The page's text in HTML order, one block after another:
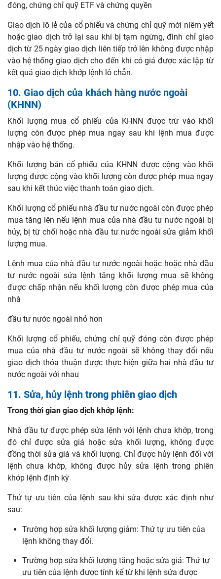
đóng, chứng chỉ quỹ ETF và chứng quyền
Giao dịch lô lẻ của cổ phiếu và chứng chỉ quỹ mới niêm yết
hoặc giao dịch trở lại sau khi bị tạm ngừng, đình chỉ giao
dịch từ 25 ngày giao dịch liên tiếp trở lên không được nhập
vào hệ thống giao dịch cho đến khi có giá được xác lập từ
kết quả giao dịch khớp lệnh lô chẵn.
10. Giao dịch của khách hàng nước ngoài
(KHNN)
Khối lượng mua cổ phiếu của KHNN được trừ vào khối
lượng còn được phép mua ngay sau khi lệnh mua được
nhập vào hệ thống.
Khối lượng bán cổ phiếu của KHNN được cộng vào khối
lượng được cộng vào khối lượng còn được phép mua ngay
sau khi kết thúc việc thanh toán giao dịch.
Khối lượng cổ phiếu nhà đầu tư nước ngoài còn được phép
mua tăng lên nếu lệnh mua của nhà đầu tư nước ngoài bị
hủy, bị từ chối hoặc nhà đầu tư nước ngoài sửa giảm khối
lượng mua.
Lệnh mua của nhà đầu tư nước ngoài hoặc hoặc nhà đầu
tư nước ngoài sửa lệnh tăng khối lượng mua sẽ không
được chấp nhận nếu khối lượng còn được phép mua của
nhà
đầu tư nước ngoài nhỏ hơn
Khối lượng cổ phiếu, chứng chỉ quỹ đóng còn được phép
mua của nhà đầu tư nước ngoài sẽ không thay đổi nếu
giao dịch thỏa thuận được thực hiện giữa hai nhà đầu tư
nước ngoài với nhau
11. Sửa, hủy lệnh trong phiên giao dịch
Trong thời gian giao dịch khớp lệnh:
Nhà đầu tư được phép sửa lệnh với lệnh chưa khớp, trong
đó chỉ được sửa giá hoặc sửa khối lượng, không được
đồng thời sửa giá và khối lượng. Chỉ được hủy lệnh đối với
lệnh chưa khớp, không được hủy sửa lệnh trong phiên
khớp lệnh định kỳ
Thứ tự ưu tiên của lệnh sau khi sửa được xác định như
sau:
Trường hợp sửa khối lượng giảm: Thứ tự ưu tiên của
lệnh không thay đổi.
Trường hợp sửa khối lượng tăng hoặc sửa giá: Thứ tự
ưu tiên của lệnh được tính kể từ khi lệnh sửa được